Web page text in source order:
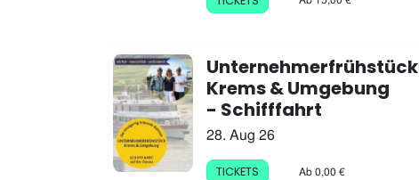
Unternehmerfrühstück
Krems & Umgebung
- Schifffahrt
28. Aug 26
TICKETS Ab 0,00 €